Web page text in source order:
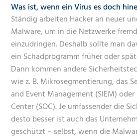
Was ist, wenn ein Virus es doch
Ständig arbeiten Hacker an neuer
Malware, um in die Netzwerke
einzudringen. Deshalb sollte man
ein Schadprogramm früher oder
Dann kommen andere
wie z. B. Mikrosegmentierung, das
and Event Management (SIEM)
Center (SOC). Je umfassender die
desto besser ist auch das
geschützt – selbst, wenn die